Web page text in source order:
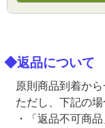
◆返品について
原則商品到着か
ただし、下記の場
・「返品不可商